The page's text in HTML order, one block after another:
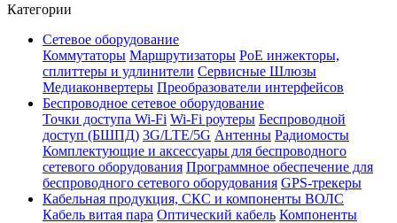
Категории
Сетевое оборудование
Коммутаторы Маршрутизаторы PoE инжекторы,
сплиттеры и удлинители Сервисные Шлюзы
Медиаконвертеры Преобразователи интерфейсов
Беспроводное сетевое оборудование
Точки доступа Wi-Fi Wi-Fi роутеры Беспроводной
доступ (БШПД) 3G/LTE/5G Антенны Радиомосты
Комплектующие и аксессуары для беспроводного
сетевого оборудования Программное обеспечение для
беспроводного сетевого оборудования GPS-трекеры
Кабельная продукция, СКС и компоненты ВОЛС
Кабель витая пара Оптический кабель Компоненты